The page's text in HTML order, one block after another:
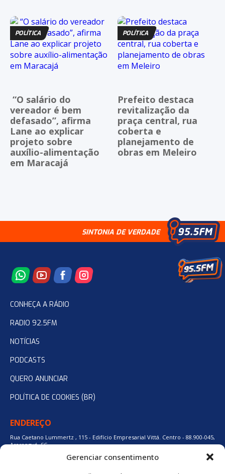
Gerenciar consentimento
POLÍTICA
“O salário do
vereador é bem
defasado”, afirma
Lane ao explicar
projeto sobre
auxílio-alimentação
em Maracajá
POLÍTICA
Prefeito destaca
revitalização da
praça central, rua
coberta e
planejamento de
obras em Meleiro
SINTONIA DE VERDADE
CONHEÇA A RÁDIO
RADIO 92.5FM
NOTÍCIAS
PODCASTS
QUERO ANUNCIAR
POLÍTICA DE COOKIES (BR)
ENDEREÇO
Rua Caetano Lummertz , 115 - Edifício Empresarial Vittá. Centro - 88.900-045,
Araranguá, SC.